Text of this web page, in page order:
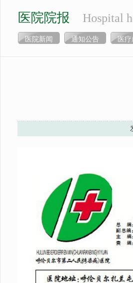
医院院报 Hospital
医院新闻 通知公告 医疗